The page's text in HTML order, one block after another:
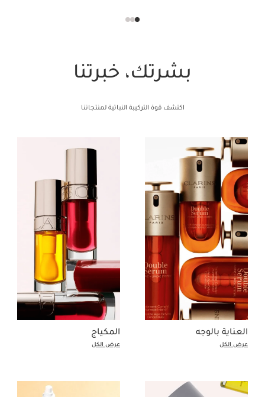
بشرتك، خبرتنا
اكتشف قوة التركيبة النباتية لمنتجاتنا
العناية بالوجه
عرض الكل
المكياج
عرض الكل